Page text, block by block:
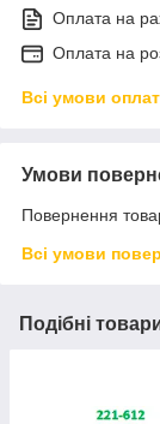
Оплата на
Оплата на
Всі умови
Умови
Повернення
Всі умови
Подібні